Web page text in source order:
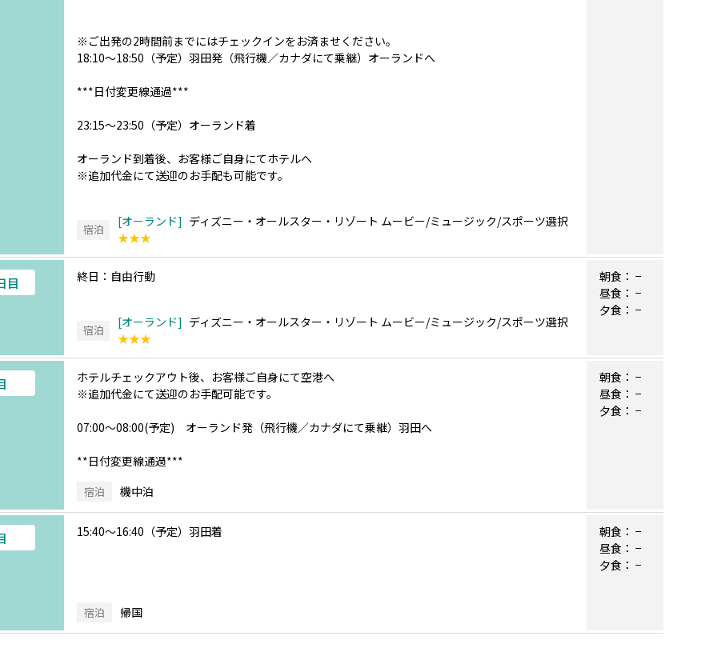
※ご出発の2時間前までにはチェックインをお済ませください。
18:10～18:50（予定）羽田発（飛行機／カナダにて乗継）オーランドへ
***日付変更線通過***
23:15～23:50（予定）オーランド着
オーランド到着後、お客様ご自身にてホテルへ
※追加代金にて送迎のお手配も可能です。
宿泊
オーランド
ディズニー・オールスター・リゾート ムービー/ミュージック/スポーツ選択
★★★
目 終日：自由行動
宿泊
オーランド
ディズニー・オールスター・リゾート ムービー/ミュージック/スポーツ選択
★★★
朝食： −
昼食： −
夕食： −
ホテルチェックアウト後、お客様ご自身にて空港へ
※追加代金にて送迎のお手配可能です。
07:00～08:00(予定) オーランド発（飛行機／カナダにて乗継）羽田へ
**日付変更線通過***
宿泊 機中泊
朝食： −
昼食： −
夕食： −
15:40～16:40（予定）羽田着
宿泊 帰国
朝食： −
昼食： −
夕食： −